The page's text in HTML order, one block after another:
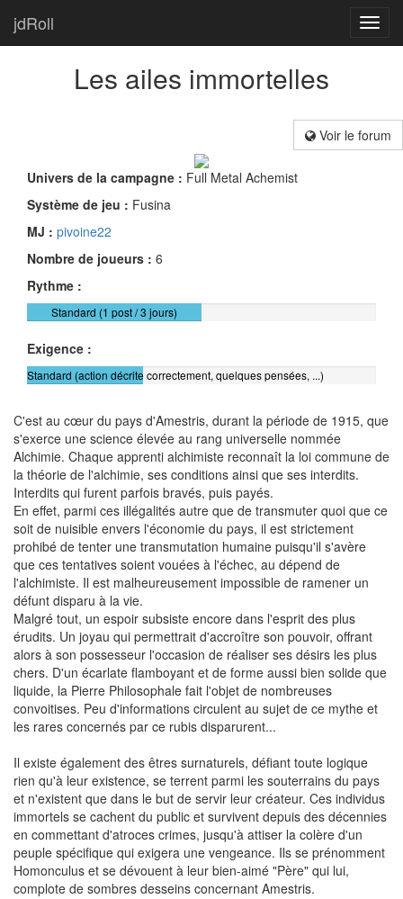
jdRoll
Les ailes immortelles
Voir le forum
Univers de la campagne : Full Metal Achemist
Système de jeu : Fusina
MJ : pivoine22
Nombre de joueurs : 6
Rythme :
Standard (1 post / 3 jours)
Exigence :
Standard (action décrite correctement, quelques pensées, ...)
C'est au cœur du pays d'Amestris, durant la période de 1915, que
s'exerce une science élevée au rang universelle nommée
Alchimie. Chaque apprenti alchimiste reconnaît la loi commune de
la théorie de l'alchimie, ses conditions ainsi que ses interdits.
Interdits qui furent parfois bravés, puis payés.
En effet, parmi ces illégalités autre que de transmuter quoi que ce
soit de nuisible envers l'économie du pays, il est strictement
prohibé de tenter une transmutation humaine puisqu'il s'avère
que ces tentatives soient vouées à l'échec, au dépend de
l'alchimiste. Il est malheureusement impossible de ramener un
défunt disparu à la vie.
Malgré tout, un espoir subsiste encore dans l'esprit des plus
érudits. Un joyau qui permettrait d'accroître son pouvoir, offrant
alors à son possesseur l'occasion de réaliser ses désirs les plus
chers. D'un écarlate flamboyant et de forme aussi bien solide que
liquide, la Pierre Philosophale fait l'objet de nombreuses
convoitises. Peu d'informations circulent au sujet de ce mythe et
les rares concernés par ce rubis disparurent...
Il existe également des êtres surnaturels, défiant toute logique
rien qu'à leur existence, se terrent parmi les souterrains du pays
et n'existent que dans le but de servir leur créateur. Ces individus
immortels se cachent du public et survivent depuis des décennies
en commettant d'atroces crimes, jusqu'à attiser la colère d'un
peuple spécifique qui exigera une vengeance. Ils se prénomment
Homonculus et se dévouent à leur bien-aimé "Père" qui lui,
complote de sombres desseins concernant Amestris.